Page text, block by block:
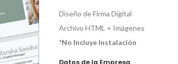
Diseño de Firma Digital
Archivo HTML + Imágenes
*No Incluye Instalación
Datos de la Empresa